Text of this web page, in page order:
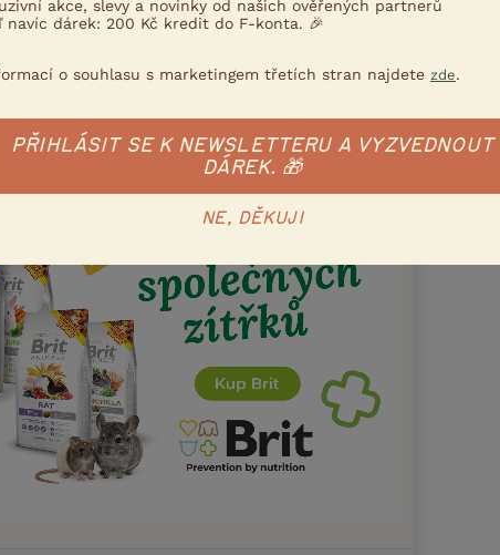
(od Kačule1234)
27.2.2026 10:18
akce, slevy a novinky od našich ověřených partnerů
navíc dárek: 200 Kč kredit do F-konta. 🎉
o souhlasu s marketingem třetích stran najdete zde.
PŘIHLÁSIT SE K NEWSLETTERU A VYZVEDNOUT
DÁREK. 🎁
NE, DĚKUJI